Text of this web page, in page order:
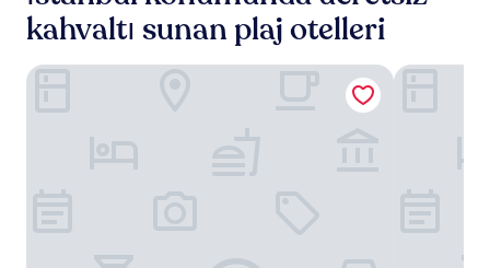
kahvaltı sunan plaj otelleri
JW Marriott Hotel Istanbul Marmara Sea Selectum